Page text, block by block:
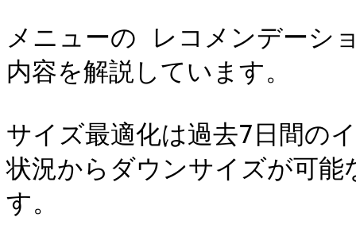
メニューの レコメンデーシ
内容を解説しています。
サイズ最適化は過去7日間の
状況からダウンサイズが可
す。